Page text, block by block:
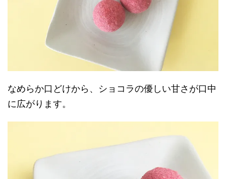
なめらか口どけから、ショコラの優しい甘さが口中
に広がります。